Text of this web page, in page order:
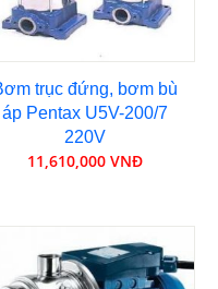
trục đứng, bơm bù
áp Pentax U5V-200/7
220V
11,610,000 VNĐ